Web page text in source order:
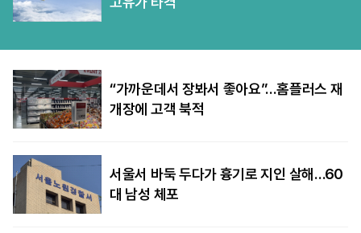
“가까운데서 장봐서 좋아요”…홈플러스 재
개장에 고객 북적
서울서 바둑 두다가 흉기로 지인 살해…60
대 남성 체포